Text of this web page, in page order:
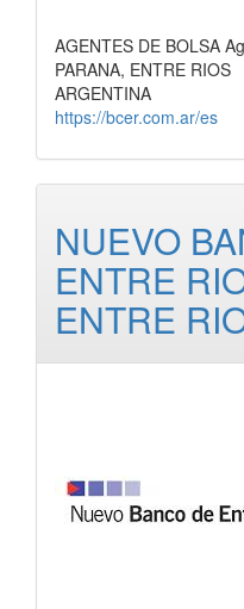
AGENTES DE BOLSA
PARANA, ENTRE RIOS
ARGENTINA
https://bcer.com.ar/es
NUEVO
ENTRE
ENTRE